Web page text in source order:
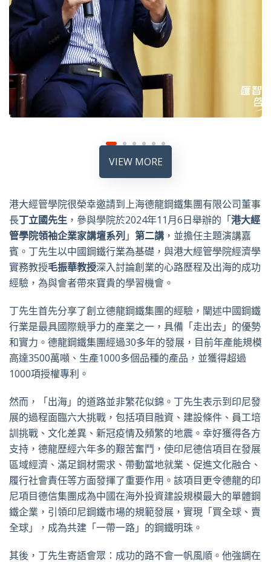
VIEW MORE
港大經管學院很榮幸邀請到上海德龍鋼鐵集團有限公司董事
長丁立國先生 ，參與學院於2024年11月6日舉辦的「港大經
管學院領袖企業家講壇系列 」 第二講 ，並擔任主題演講嘉
賓。丁先生以中國鋼鐵行業為基礎，與港大經管學院經濟學
實務教授毛振華教授深入討論創業的心路歷程及出海的成功
經驗，為與會者帶來寶貴的學習機會。
丁先生首先分享了創立德龍鋼鐵集團的經驗，闡述中國鋼鐵
行業是最具國際競爭力的產業之一，具備「走出去」的優勢
和實力。德龍鋼鐵集團經過30多年的發展，目前年產能規模
高達3500萬噸、生產1000多個品種的產品，並獲得超過
1000項授權專利。
然而，「出海」的道路並非繁花似錦。丁先生表示到印尼發
展的過程面臨六大挑戰，包括項目融資、建設條件、員工培
訓挑戰、文化差異、新冠疫情及頻繁的地震。幸好獲得各方
支持，德龍歷經六年多的艱苦奮鬥，使印尼德信項目在發展
區域經濟、滿足鋼材需求、帶動當地就業、促進文化融合、
履行社會責任等方面發揮了重要作用。該項目更令德龍的印
尼項目德信集團成為中國在海外投資建設規模最大的單體鋼
鐵企業，引領印尼鋼鐵市場的規範發展，實現「買全球、賣
全球」，成為共建「一帶一路」的鋼鐵明珠。
其後，丁先生寄語會眾：成功的路不會一帆風順。他強調在